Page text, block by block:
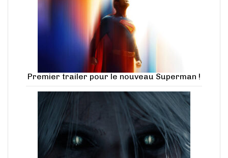
Premier trailer pour le nouveau Superman !